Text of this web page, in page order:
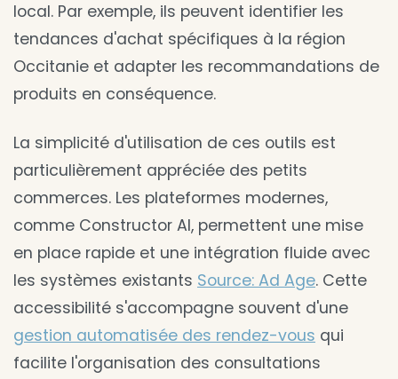
local. Par exemple, ils peuvent identifier les
tendances d'achat spécifiques à la région
Occitanie et adapter les recommandations de
produits en conséquence.
La simplicité d'utilisation de ces outils est
particulièrement appréciée des petits
commerces. Les plateformes modernes,
comme Constructor AI, permettent une mise
en place rapide et une intégration fluide avec
les systèmes existants Source: Ad Age. Cette
accessibilité s'accompagne souvent d'une
gestion automatisée des rendez-vous qui
facilite l'organisation des consultations